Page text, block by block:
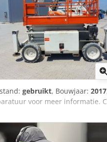
gebruikt, Bouwjaar: 2017
voor meer informatie.